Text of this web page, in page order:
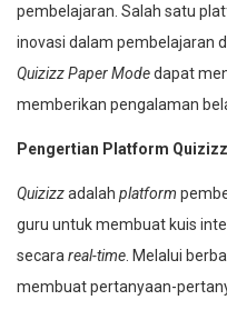
pembelajaran. Salah satu
inovasi dalam pembelajaran
Quizizz Paper Modedapat
memberikan pengalaman
Pengertian Platform Quizizz
Quizizzadalah platform
guru untuk membuat kuis
secara real-time . Melalui
membuat pertanyaan-